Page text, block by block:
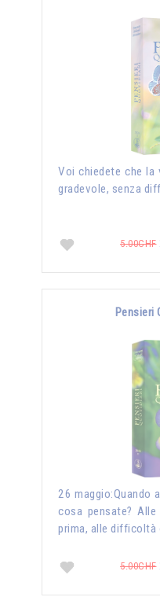
Voi chiedete che
gradevole, senza
5.00CHF
Pensieri
26 maggio:Quando
cosa pensate?
prima, alle difficoltà
5.00CHF